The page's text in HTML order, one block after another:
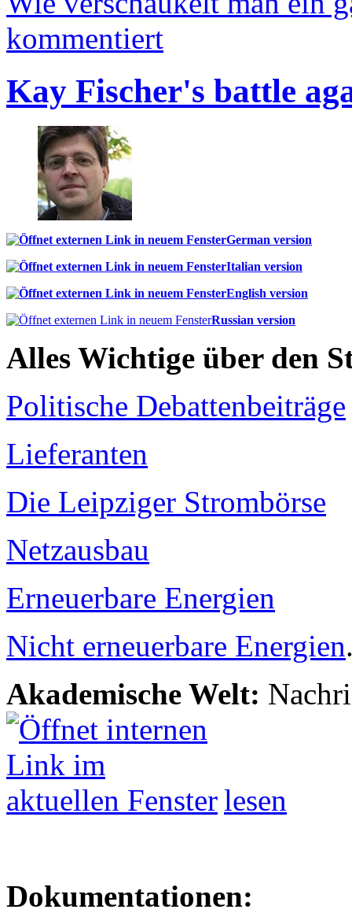
kommentiert
Kay Fischer's battle
German version
Italian version
English version
Russian version
Alles Wichtige über den
Politische Debattenbeiträge
Lieferanten
Die Leipziger Strombörse
Netzausbau
Erneuerbare Energien
Nicht erneuerbare Energien
Akademische Welt:
lesen
Dokumentationen: